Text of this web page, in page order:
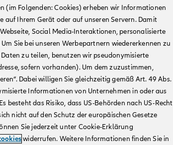
(im Folgenden: Cookies) erheben wir Informationen
auf Ihrem Gerät oder auf unseren Servern. Damit
Social Media-Interaktionen, personalisierte
Sie bei unseren Werbepartnern wiedererkennen zu
zu teilen, benutzen wir pseudonymisierte
sofern vorhanden). Um dem zuzustimmen,
Dabei willigen Sie gleichzeitig gemäß Art. 49 Abs.
Informationen von Unternehmen in oder aus
besteht das Risiko, dass US-Behörden nach US-Recht
nicht auf den Schutz der europäischen Gesetze
Sie jederzeit unter Cookie-Erklärung
widerrufen. Weitere Informationen finden Sie in